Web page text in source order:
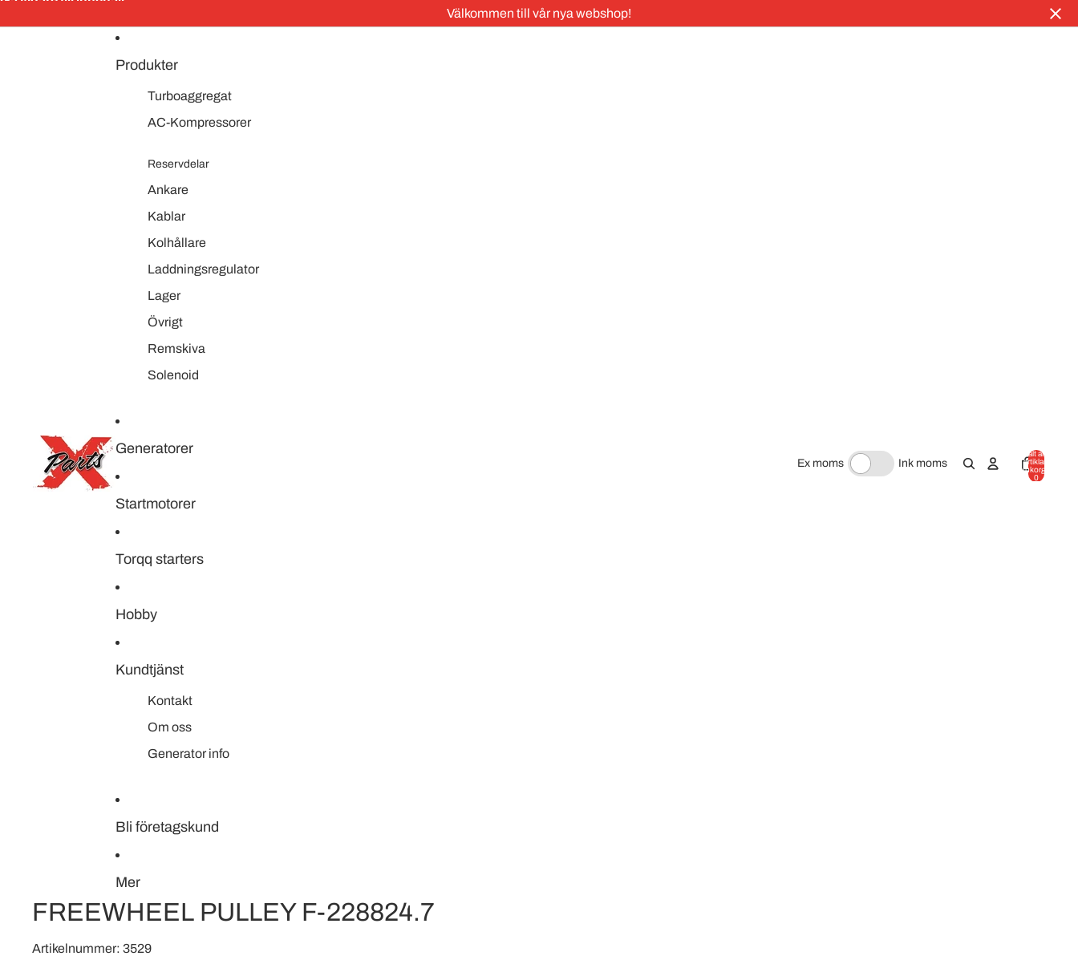
Välkommen till vår nya webshop!
Produkter
Turboaggregat
AC-Kompressorer
Reservdelar
Ankare
Kablar
Kolhållare
Laddningsregulator
Lager
Övrigt
Remskiva
Solenoid
Generatorer
Startmotorer
Torqq starters
Hobby
Kundtjänst
Kontakt
Om oss
Generator info
Bli företagskund
Mer
Ex moms Ink moms
Totalt antal
artiklar i
varukorgen:
0
FREEWHEEL PULLEY F-228824.7
Artikelnummer: 3529